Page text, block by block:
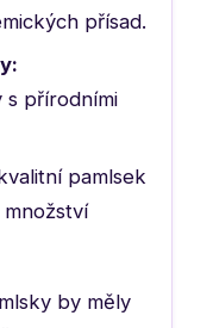
přísad.
s přírodními
pamlsek
by měly